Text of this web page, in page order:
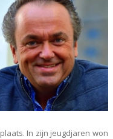
In zijn jeugdjaren won